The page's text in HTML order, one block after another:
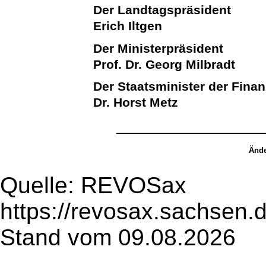
Der Landtagspräsident
Erich Iltgen
Der Ministerpräsident
Prof. Dr. Georg Milbradt
Der Staatsminister der
Dr. Horst Metz
Quelle: REVOSax
https://
Stand vom 09.08.2026